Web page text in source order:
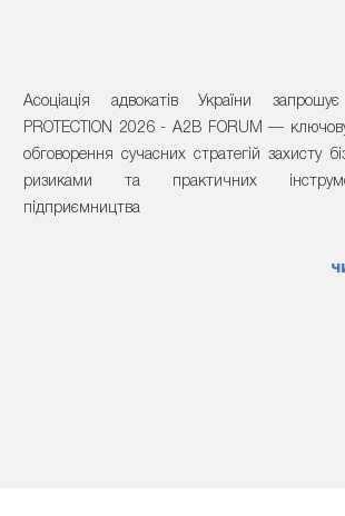
Асоціація адвокатів України
PROTECTION 2026 - A2B FORUM —
обговорення сучасних стратегій захисту
ризиками та практичних
підприємництва